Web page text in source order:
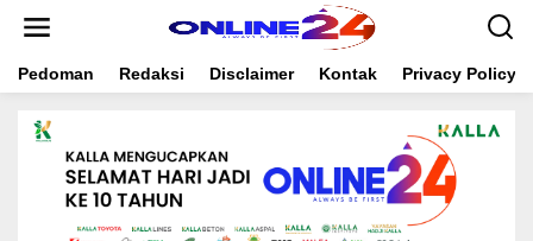
t
Pedoman Redaksi Disclaimer Kontak Privacy Policy